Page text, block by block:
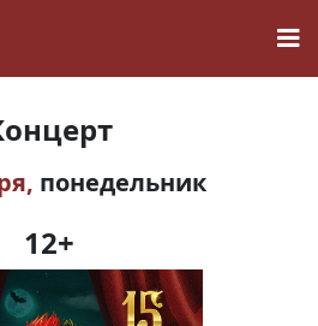
понедельник
12+